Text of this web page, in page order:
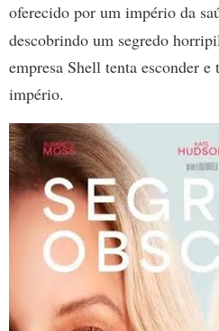
oferecido por um império da
descobrindo um segredo
empresa Shell tenta esconder e
império.